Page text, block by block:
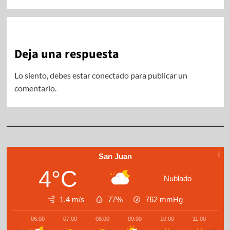
Deja una respuesta
Lo siento, debes estarconectadopara publicar un
comentario.
San Juan
4°C Nublado
1.4 m/s 77% 762 mmHg
06:00 07:00 08:00 09:00 10:00 11:00